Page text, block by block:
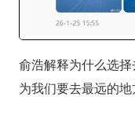
俞浩解释为什么选
为我们要去最远的地